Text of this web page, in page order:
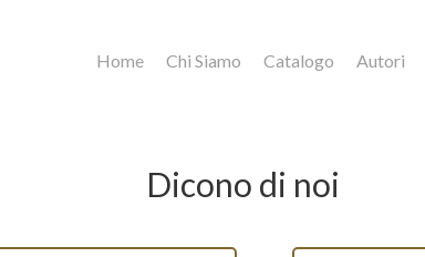
Home Chi Siamo Catalogo Autori
Dicono di noi